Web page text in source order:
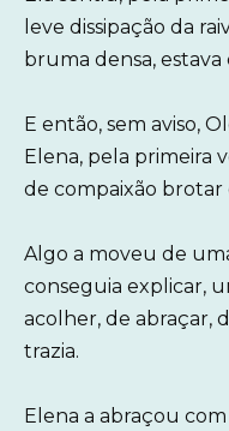
leve dissipação da
bruma densa, estava
E então, sem aviso,
Elena, pela primeira
de compaixão brotar
Algo a moveu de
conseguia explicar,
acolher, de abraçar,
trazia.
Elena a abraçou